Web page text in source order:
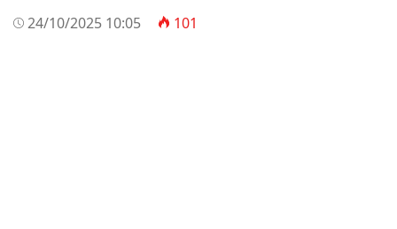
24/10/2025 10:05 101